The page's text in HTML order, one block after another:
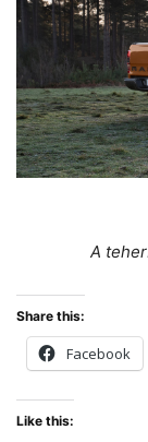
A
Share this:
Facebook
Like this: